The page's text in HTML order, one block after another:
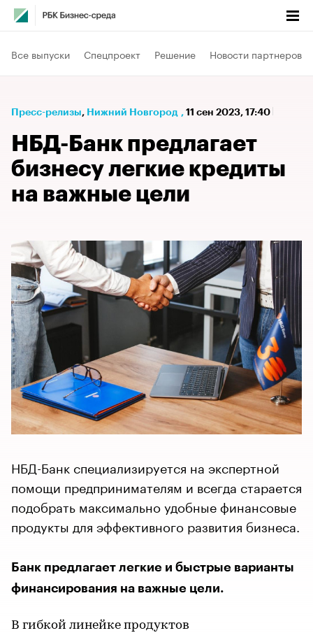
Все выпуски Спецпроект Решение Новости партнеров
Пресс-релизы⁠, Нижний Новгород , 11 сен 2023, 17:40
НБД-Банк предлагает
бизнесу легкие кредиты
на важные цели
НБД-Банк специализируется на экспертной
помощи предпринимателям и всегда старается
подобрать максимально удобные финансовые
продукты для эффективного развития бизнеса.
Банк предлагает легкие и быстрые варианты
финансирования на важные цели.
В гибкой линейке продуктов